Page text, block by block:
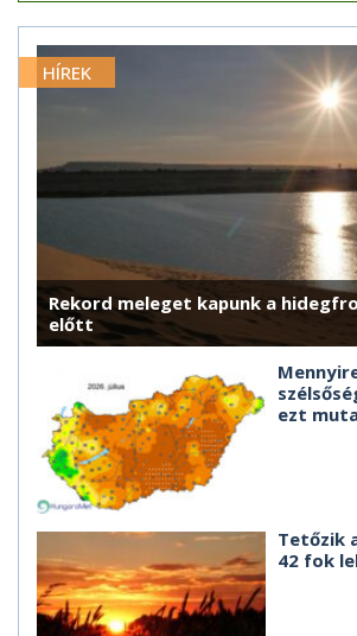
HÍREK
Rekord meleget kapunk a
előtt
ezt
Tetőzik
42 fok